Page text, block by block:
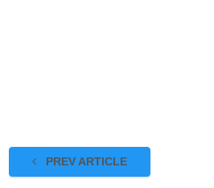
PREV ARTICLE